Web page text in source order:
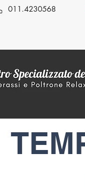
011.4230568
Promozioni